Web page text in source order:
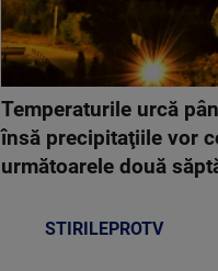
Temperaturile urcă
însă precipitaţiile vor
următoarele două
STIRILEPROTV